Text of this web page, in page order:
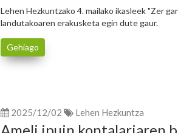
Lehen Hezkuntzako 4. mailako ikasleek "Zer
landutakoaren erakusketa egin dute gaur.
Gehiago
2025/12/02 Lehen Hezkuntza